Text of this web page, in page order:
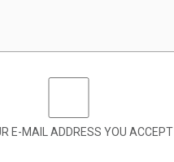
E-MAIL ADDRESS YOU ACCEPT